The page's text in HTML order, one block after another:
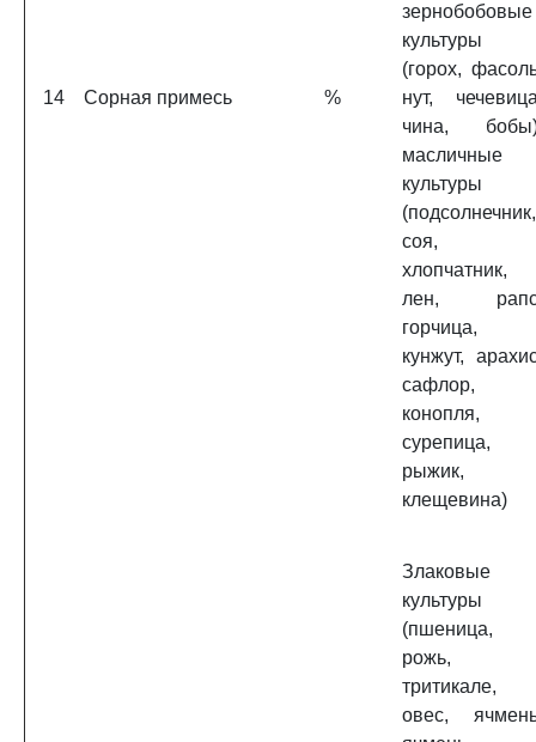
14 Сорная примесь %
зернобобовые
культуры
(горох,
нут,
чина,
масличные
культуры
(подсолнечник,
соя,
хлопчатник,
лен,
горчица,
кунжут,
сафлор,
конопля,
сурепица,
рыжик,
клещевина)
Злаковые
культуры
(пшеница,
рожь,
тритикале,
овес,